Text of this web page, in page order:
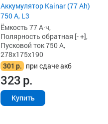
Аккумулятор Kainar (77 Ah)
750 А, L3
Ёмкость 77 А·ч,
Полярность обратная [- +],
Пусковой ток 750 А,
278x175x190
301 р. при сдаче акб
323р.
Купить